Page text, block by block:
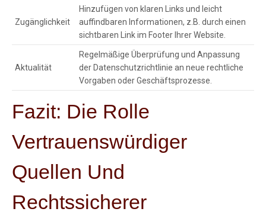
Zugänglichkeit
Hinzufügen von klaren Links und leicht
auffindbaren Informationen, z.B. durch einen
sichtbaren Link im Footer Ihrer Website.
Aktualität
Regelmäßige Überprüfung und Anpassung
der Datenschutzrichtlinie an neue rechtliche
Vorgaben oder Geschäftsprozesse.
Fazit: Die Rolle
Vertrauenswürdiger
Quellen Und
Rechtssicherer